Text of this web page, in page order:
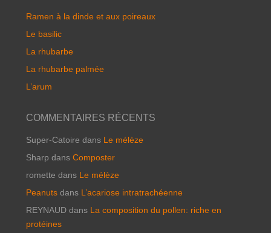
Ramen à la dinde et aux poireaux
Le basilic
La rhubarbe
La rhubarbe palmée
L’arum
COMMENTAIRES RÉCENTS
Super-Catoire dans Le mélèze
Sharp dans Composter
romette dans Le mélèze
Peanutsdans L’acariose intratrachéenne
REYNAUDdans La composition du pollen: riche en
protéines